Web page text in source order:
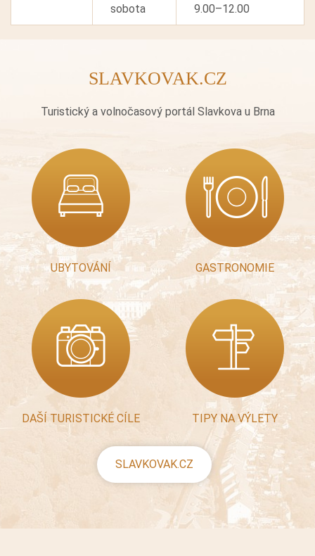
sobota 9.00–12.00
SLAVKOVAK.CZ
Turistický a volnočasový portál Slavkova u Brna
UBYTOVÁNÍ GASTRONOMIE
DAŠÍ TURISTICKÉ CÍLE TIPY NA VÝLETY
SLAVKOVAK.CZ